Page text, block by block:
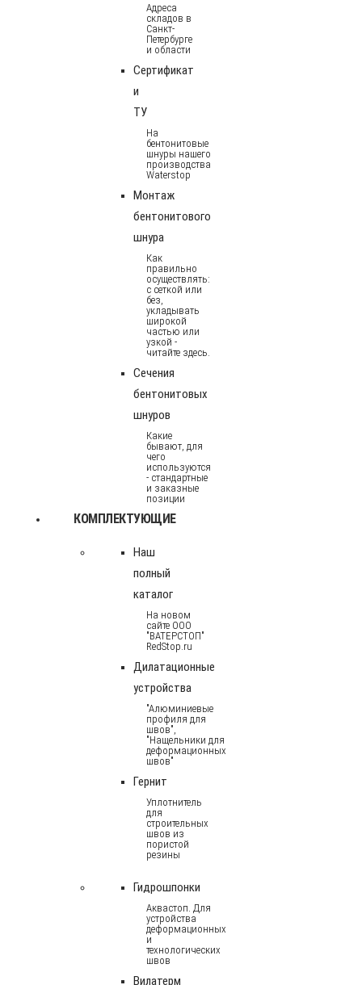
Адреса
складов в
Санкт-
Петербурге
и области
Сертификат
и
ТУ
На
бентонитовые
шнуры нашего
производства
Waterstop
Монтаж
бентонитового
шнура
Как
правильно
осуществлять:
с сеткой или
без,
укладывать
широкой
частью или
узкой -
читайте здесь.
Сечения
бентонитовых
шнуров
Какие
бывают, для
чего
используются
- стандартные
и заказные
позиции
КОМПЛЕКТУЮЩИЕ
Наш
полный
каталог
На новом
сайте ООО
"ВАТЕРСТОП"
RedStop.ru
Дилатационные
устройства
"Алюминиевые
профиля для
швов",
"Нащельники для
деформационных
швов"
Гернит
Уплотнитель
для
строительных
швов из
пористой
резины
Гидрошпонки
Аквастоп. Для
устройства
деформационных
и
технологических
швов
Вилатерм